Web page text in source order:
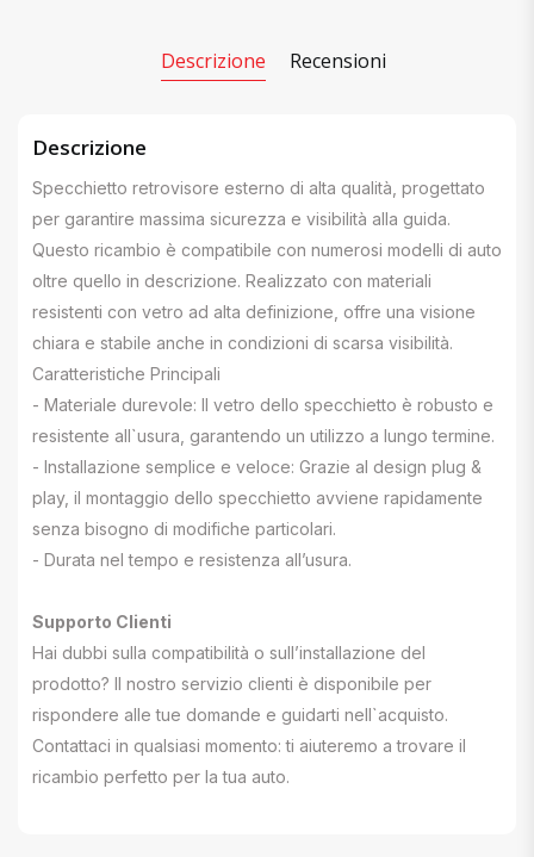
Descrizione Recensioni
Descrizione
Specchietto retrovisore esterno di alta qualità, progettato
per garantire massima sicurezza e visibilità alla guida.
Questo ricambio è compatibile con numerosi modelli di auto
oltre quello in descrizione. Realizzato con materiali
resistenti con vetro ad alta definizione, offre una visione
chiara e stabile anche in condizioni di scarsa visibilità.
Caratteristiche Principali
- Materiale durevole: Il vetro dello specchietto è robusto e
resistente all`usura, garantendo un utilizzo a lungo termine.
- Installazione semplice e veloce: Grazie al design plug &
play, il montaggio dello specchietto avviene rapidamente
senza bisogno di modifiche particolari.
- Durata nel tempo e resistenza all’usura.
Supporto Clienti
Hai dubbi sulla compatibilità o sull’installazione del
prodotto? Il nostro servizio clienti è disponibile per
rispondere alle tue domande e guidarti nell`acquisto.
Contattaci in qualsiasi momento: ti aiuteremo a trovare il
ricambio perfetto per la tua auto.